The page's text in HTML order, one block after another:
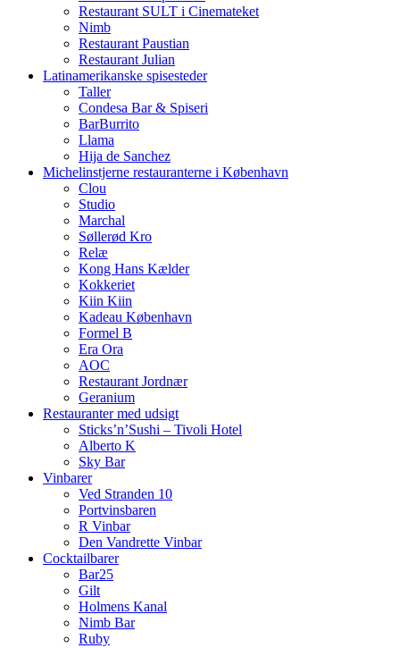
Restaurant SULT i Cinemateket
Nimb
Restaurant Paustian
Restaurant Julian
Latinamerikanske spisesteder
Taller
Condesa Bar & Spiseri
BarBurrito
Llama
Hija de Sanchez
Michelinstjerne restauranterne i København
Clou
Studio
Marchal
Søllerød Kro
Relæ
Kong Hans Kælder
Kokkeriet
Kiin Kiin
Kadeau København
Formel B
Era Ora
AOC
Restaurant Jordnær
Geranium
Restauranter med udsigt
Sticks’n’Sushi – Tivoli Hotel
Alberto K
Sky Bar
Vinbarer
Ved Stranden 10
Portvinsbaren
R Vinbar
Den Vandrette Vinbar
Cocktailbarer
Bar25
Gilt
Holmens Kanal
Nimb Bar
Ruby